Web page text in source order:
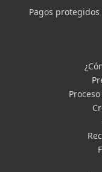
Pagos protegidos